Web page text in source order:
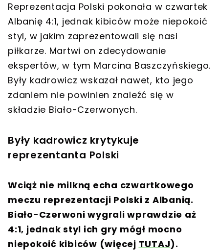
Reprezentacja Polski pokonała w czwartek
Albanię 4:1, jednak kibiców może niepokoić
styl, w jakim zaprezentowali się nasi
piłkarze. Martwi on zdecydowanie
ekspertów, w tym Marcina Baszczyńskiego.
Były kadrowicz wskazał nawet, kto jego
zdaniem nie powinien znaleźć się w
składzie Biało-Czerwonych.
Były kadrowicz krytykuje
reprezentanta Polski
Wciąż nie milkną echa czwartkowego
meczu reprezentacji Polski z Albanią.
Biało-Czerwoni wygrali wprawdzie aż
4:1, jednak styl ich gry mógł mocno
niepokoić kibiców (więcej TUTAJ).